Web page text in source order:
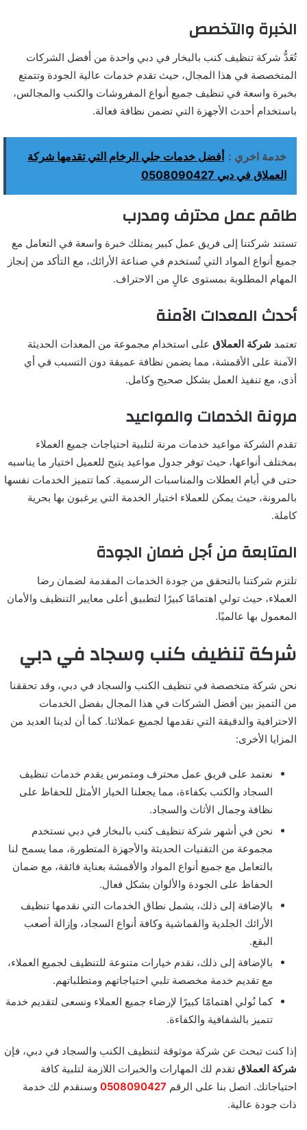
الخبرة والتخصص
تُعَدُّ شركة تنظيف كنب بالبخار في دبي واحدة من أفضل الشركات
المتخصصة في هذا المجال، حيث تقدم خدمات عالية الجودة وتتمتع
بخبرة واسعة في تنظيف جميع أنواع المفروشات والكنب والمجالس،
باستخدام أحدث الأجهزة التي تضمن نظافة فعالة.
خدمة اخري : أفضل خدمات جلي الرخام التي تقدمها شركة
العملاق في دبي 0508090427
طاقم عمل محترف ومدرب
تستند شركتنا إلى فريق عمل كبير يمتلك خبرة واسعة في التعامل مع
جميع أنواع المواد التي تُستخدم في صناعة الأرائك، مع التأكد من إنجاز
المهام المطلوبة بمستوى عالٍ من الاحتراف.
أحدث المعدات الآمنة
تعتمد شركة العملاق على استخدام مجموعة من المعدات الحديثة
الآمنة على الأقمشة، مما يضمن نظافة عميقة دون التسبب في أي
أذى، مع تنفيذ العمل بشكل صحيح وكامل.
مرونة الخدمات والمواعيد
تقدم الشركة مواعيد خدمات مرنة لتلبية احتياجات جميع العملاء
بمختلف أنواعها، حيث توفر جدول مواعيد يتيح للعميل اختيار ما يناسبه
حتى في أيام العطلات والمناسبات الرسمية. كما تتميز الخدمات نفسها
بالمرونة، حيث يمكن للعملاء اختيار الخدمة التي يرغبون بها بحرية
كاملة.
المتابعة من أجل ضمان الجودة
تلتزم شركتنا بالتحقق من جودة الخدمات المقدمة لضمان رضا
العملاء، حيث تولي اهتمامًا كبيرًا لتطبيق أعلى معايير التنظيف والأمان
المعمول بها عالميًا.
شركة تنظيف كنب وسجاد في دبي
نحن شركة متخصصة في تنظيف الكنب والسجاد في دبي، وقد تحققنا
من التميز بين أفضل الشركات في هذا المجال بفضل الخدمات
الاحترافية والدقيقة التي نقدمها لجميع عملائنا. كما أن لدينا العديد من
المزايا الأخرى:
نعتمد على فريق عمل محترف ومتمرس يقدم خدمات تنظيف
السجاد والكنب بكفاءة، مما يجعلنا الخيار الأمثل للحفاظ على
نظافة وجمال الأثاث والسجاد.
نحن في أشهر شركة تنظيف كنب بالبخار في دبي نستخدم
مجموعة من التقنيات الحديثة والأجهزة المتطورة، مما يسمح لنا
بالتعامل مع جميع أنواع المواد والأقمشة بعناية فائقة، مع ضمان
الحفاظ على الجودة والألوان بشكل فعال.
بالإضافة إلى ذلك، يشمل نطاق الخدمات التي نقدمها تنظيف
الأرائك الجلدية والقماشية وكافة أنواع السجاد، وإزالة أصعب
البقع.
بالإضافة إلى ذلك، نقدم خيارات متنوعة للتنظيف لجميع العملاء،
مع تقديم خدمة مخصصة تلبي احتياجاتهم ومتطلباتهم.
كما نُولي اهتمامًا كبيرًا لإرضاء جميع العملاء ونسعى لتقديم خدمة
تتميز بالشفافية والكفاءة.
إذا كنت تبحث عن شركة موثوقة لتنظيف الكنب والسجاد في دبي، فإن
شركة العملاق تقدم لك المهارات والخبرات اللازمة لتلبية كافة
احتياجاتك. اتصل بنا على الرقم 0508090427 وسنقدم لك خدمة
ذات جودة عالية.